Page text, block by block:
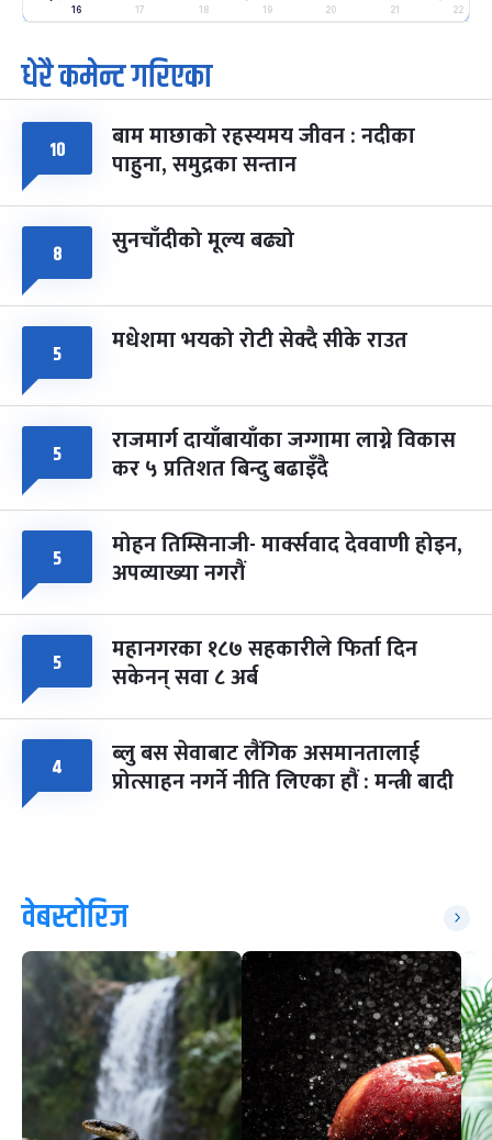
मंगल फाल्गुन २५, २०८३ Mar 9, 2027
७
आइत
पूर्णिमा व्रत
चैत्र ७, २०८३-Mar 21, 2027
८ फागुपूर्णिमा
चैत्र ८, २०८३-Mar 22, 2027
७ महिना बाँकी
16 17 18 19 20 21 22
धेरै कमेन्ट गरिएका
१० बाम माछाको रहस्यमय जीवन : नदीका
पाहुना, समुद्रका सन्तान
८ सुनचाँदीको मूल्य बढ्यो
५ मधेशमा भयको रोटी सेक्दै सीके राउत
५ राजमार्ग दायाँबायाँका जग्गामा लाग्ने विकास
कर ५ प्रतिशत बिन्दु बढाइँदै
५ मोहन तिम्सिनाजी- मार्क्सवाद देववाणी होइन,
अपव्याख्या नगरौं
५ महानगरका १८७ सहकारीले फिर्ता दिन
सकेनन् सवा ८ अर्ब
४ ब्लु बस सेवाबाट लैंगिक असमानतालाई
प्रोत्साहन नगर्ने नीति लिएका हौं : मन्त्री बादी
वेबस्टोरिज